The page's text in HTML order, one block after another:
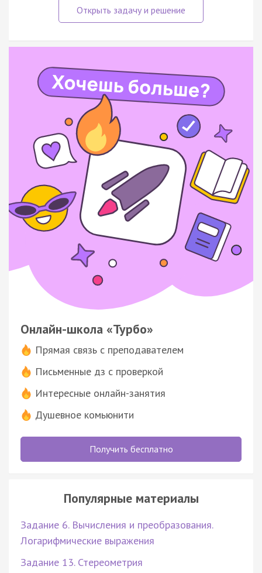
Онлайн-школа «Турбо»
Прямая связь с преподавателем
Письменные дз с проверкой
Интересные онлайн-занятия
Душевное комьюнити
Получить бесплатно
Популярные материалы
Задание 6. Вычисления и преобразования.
Логарифмические выражения
Задание 13. Стереометрия